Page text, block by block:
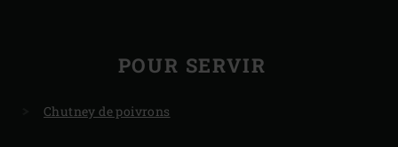
POUR SERVIR
Chutney de poivrons